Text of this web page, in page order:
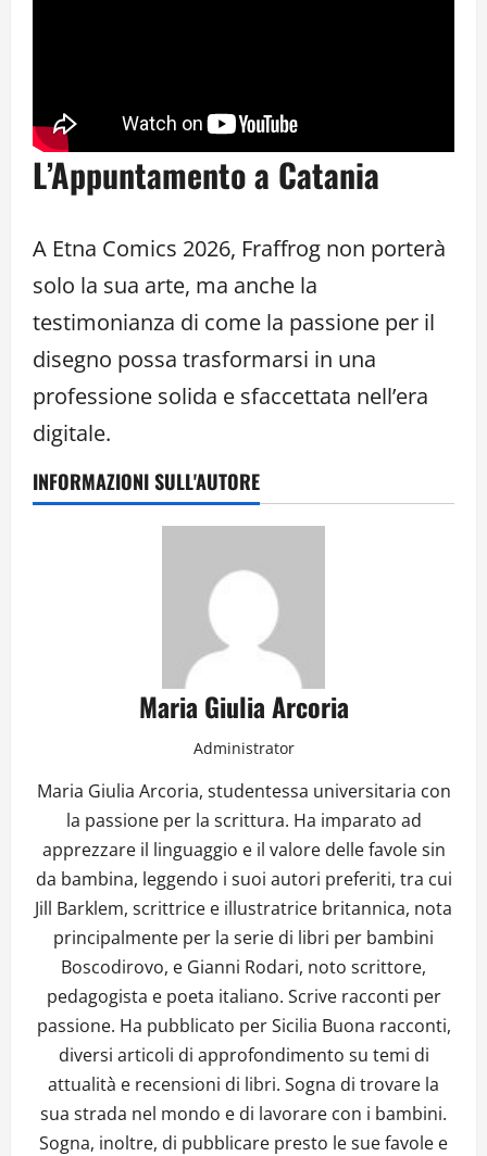
L’Appuntamento a Catania
A Etna Comics 2026, Fraffrog non porterà
solo la sua arte, ma anche la
testimonianza di come la passione per il
disegno possa trasformarsi in una
professione solida e sfaccettata nell’era
digitale.
INFORMAZIONI SULL'AUTORE
Maria Giulia Arcoria
Administrator
Maria Giulia Arcoria, studentessa universitaria con
la passione per la scrittura. Ha imparato ad
apprezzare il linguaggio e il valore delle favole sin
da bambina, leggendo i suoi autori preferiti, tra cui
Jill Barklem, scrittrice e illustratrice britannica, nota
principalmente per la serie di libri per bambini
Boscodirovo, e Gianni Rodari, noto scrittore,
pedagogista e poeta italiano. Scrive racconti per
passione. Ha pubblicato per Sicilia Buona racconti,
diversi articoli di approfondimento su temi di
attualità e recensioni di libri. Sogna di trovare la
sua strada nel mondo e di lavorare con i bambini.
Sogna, inoltre, di pubblicare presto le sue favole e